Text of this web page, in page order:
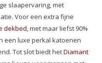
slaapervaring, met
Voor een extra fijne
dekbed, met maar liefst 90%
een luxe perkal katoenen
Tot slot biedt hetDiamant